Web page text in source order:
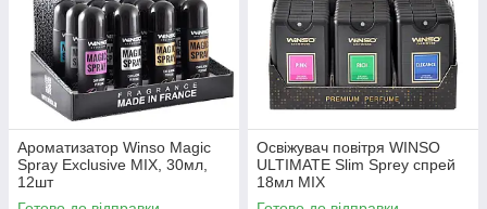
Ароматизатор Winso Magic
Spray Exclusive MIX, 30мл,
12шт
Освіжувач повітря WINSO
ULTIMATE Slim Sprey спрей
18мл MIX